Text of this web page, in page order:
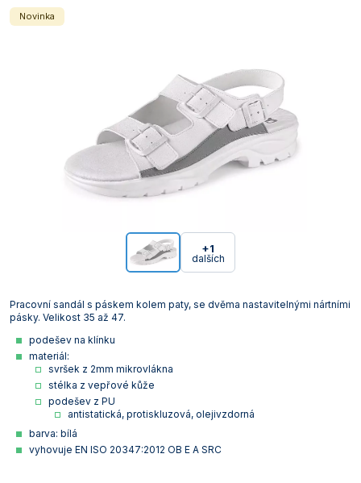
+1
dalších
Novinka
Pracovní sandál s páskem kolem paty, se dvěma nastavitelnými nártními
pásky. Velikost 35 až 47.
podešev na klínku
materiál:
svršek z 2mm mikrovlákna
stélka z vepřové kůže
podešev z PU
antistatická, protiskluzová, olejivzdorná
barva: bílá
vyhovuje EN ISO 20347:2012 OB E A SRC